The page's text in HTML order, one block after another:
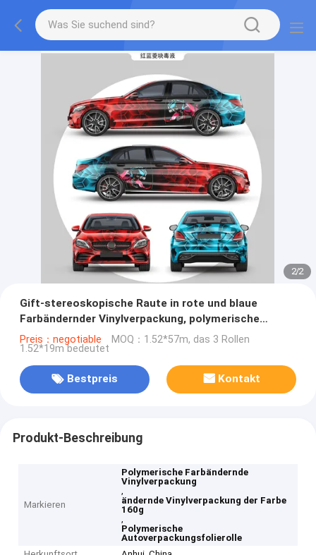
2/2
Gift-stereoskopische Raute in rote und blaue
Farbändernder Vinylverpackung, polymerische
Verpackungsfolie-Rolle des Auto-160g
Preis：negotiable MOQ：1.52*57m, das 3 Rollen
1.52*19m bedeutet
Bestpreis Kontakt
Produkt-Beschreibung
Markieren
Polymerische Farbändernde
Vinylverpackung
,
ändernde Vinylverpackung der Farbe
160g
,
Polymerische
Autoverpackungsfolierolle